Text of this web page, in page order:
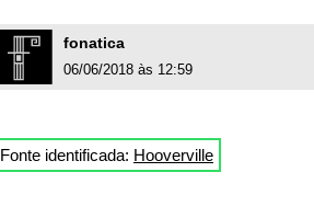
fonatica
06/06/2018 às 12:59
Fonte identificada: Hooverville